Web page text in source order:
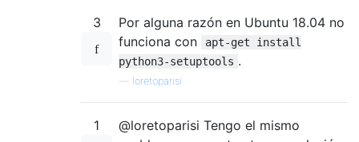
3
Por alguna razón en Ubuntu 18.04 no
funciona con
apt-get install
python3-setuptools .
loretoparisi
1
@loretoparisi Tengo el mismo